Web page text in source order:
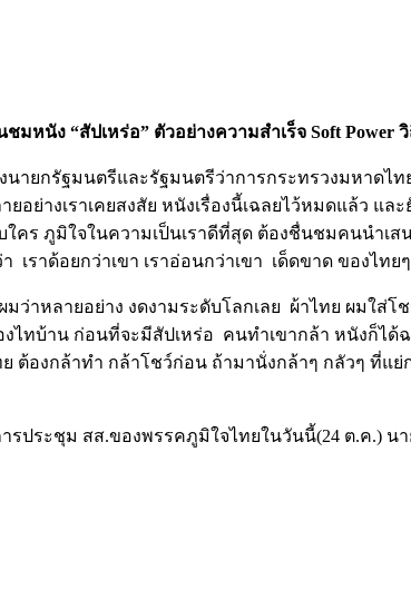
มหนัง “สัปเหร่อ” ตัวอย่างความสำเร็จ Soft Power
ายกรัฐมนตรีและรัฐมนตรีว่าการกระทรวงมหาดไท
อย่างเราเคยสงสัย หนังเรื่องนี้เฉลยไว้หมดแล้ว แ
ร ภูมิใจในความเป็นเราดีที่สุด ต้องชื่นชมคนนำเส
เราด้อยกว่าเขา เราอ่อนกว่าเขา เด็ดขาด ของไ
มว่าหลายอย่าง งดงามระดับโลกเลย ผ้าไทย ผมใ
ไทบ้าน ก่อนที่จะมีสัปเหร่อ คนทำเขากล้า หนังก็ไ
ย ต้องกล้าทำ กล้าโชว์ก่อน ถ้ามานั่งกล้าๆ กลัวๆ ที่
รประชุม สส.ของพรรคภูมิใจไทยในวันนี้(24 ต.ค.)